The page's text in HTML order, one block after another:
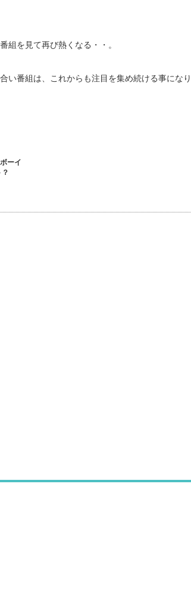
組を見て再び熱くなる・・。
い番組は、
これからも注目を集め続ける事にな
ーイ